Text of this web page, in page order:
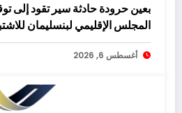
بعين حرودة حادثة
المجلس الإقليمي لبنسليمان
في حالة سكر
أغسطس 6, 2026